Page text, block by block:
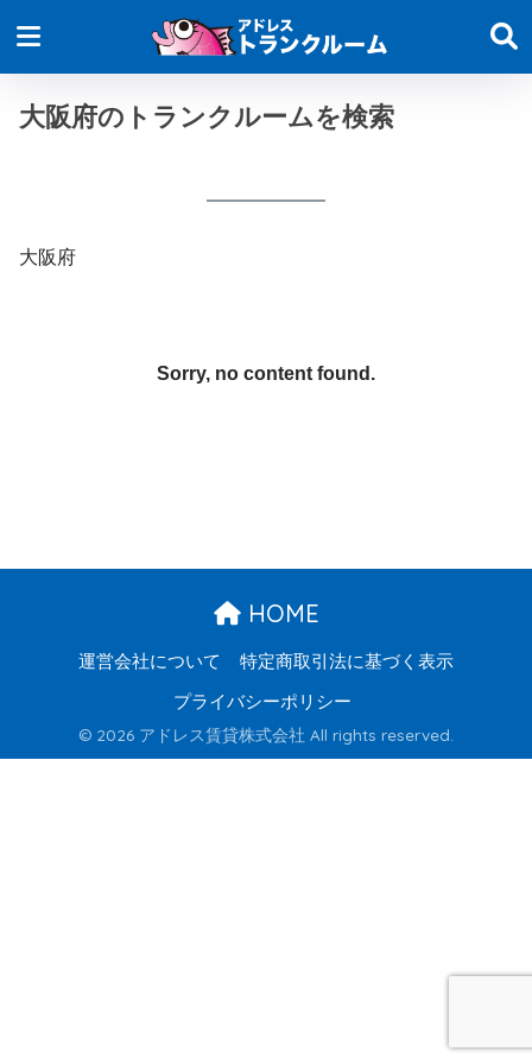
大阪府のトランクルームを検索
大阪府
Sorry, no content found.
HOME
運営会社について 特定商取引法に基づく表示
プライバシーポリシー
© 2026 アドレス賃貸株式会社 All rights reserved.